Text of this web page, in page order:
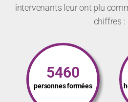
intervenants leur ont plu
chiffres :
5460
personnes formées